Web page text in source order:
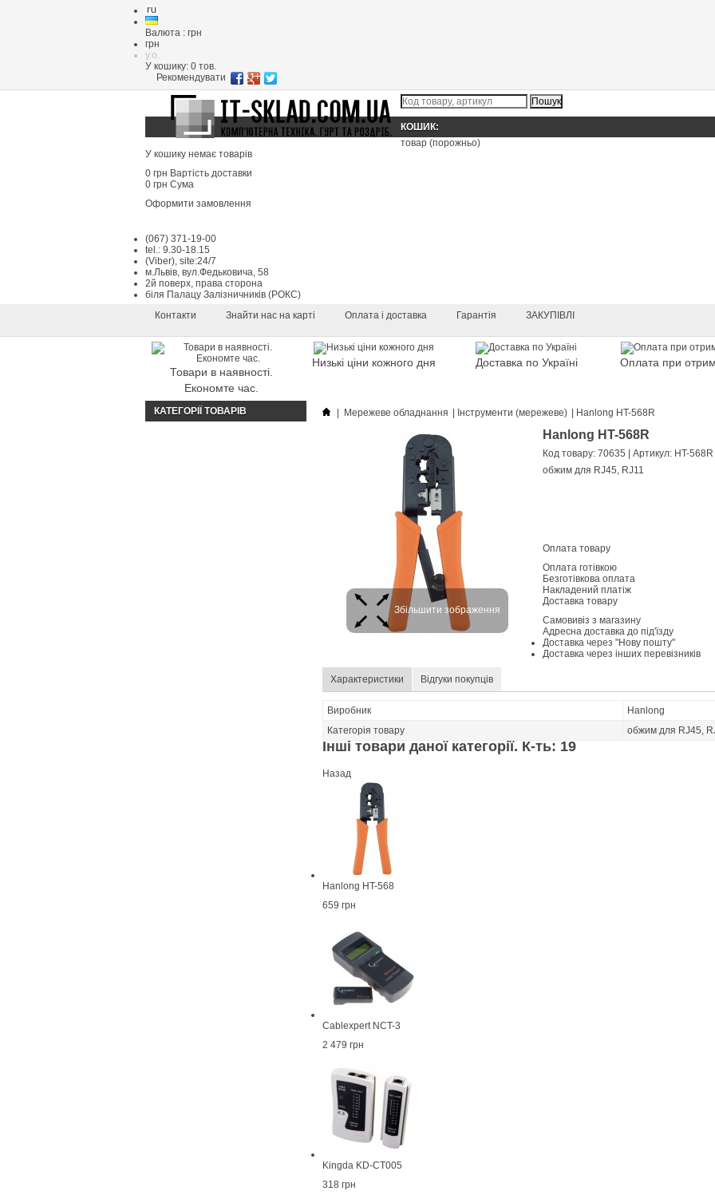
Валюта : грн
грн
y.o.
У кошику: 0 тов.
Рекомендувати
КОШИК:
товар (порожньо)
У кошику немає товарів
0 грн Вартість доставки
0 грн Сума
Оформити замовлення
(067) 371-19-00
tel.: 9.30-18.15
(Viber), site:24/7
м.Львів, вул.Федьковича, 58
2й поверх, права сторона
біля Палацу Залізничників (РОКС)
Контакти
Знайти нас на карті Оплата і доставка Гарантія ЗАКУПІВЛІ
Товари в наявності.
Економте час.
Низькі ціни кожного дня Доставка по Україні Оплата при
КАТЕГОРІЇ ТОВАРІВ Мережеве обладнання Інструменти (мережеве) Hanlong HT-568R
Збільшити зображення
Hanlong HT-568R
Код товару: 70635
| Артикул: HT-568R
обжим для RJ45, RJ11
Оплата товару
Оплата готівкою
Безготівкова оплата
Накладений платіж
Доставка товару
Самовивіз з магазину
Адресна доставка до під'їзду
Доставка через "Нову пошту"
Доставка через інших перевізників
Характеристики Відгуки покупців
Виробник
Hanlong
Категорія товару
обжим для RJ45,
Інші товари даної категорії. К-ть: 19
Назад
Hanlong HT-568
659 грн
Cablexpert NCT-3
2 479 грн
Kingda KD-CT005
318 грн